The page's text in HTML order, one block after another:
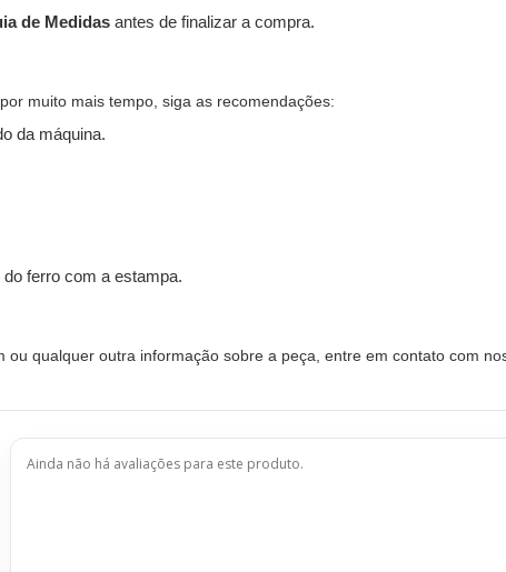
de Medidas antes de finalizar a compra.
muito mais tempo, siga as recomendações:
da máquina.
ferro com a estampa.
qualquer outra informação sobre a peça, entre em contato com
Ainda não há avaliações para este produto.